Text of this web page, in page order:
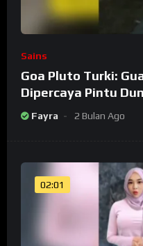
Sains
Goa Pluto Turki:
Dipercaya Pintu
Fayra 2 Bulan Ago
02:01